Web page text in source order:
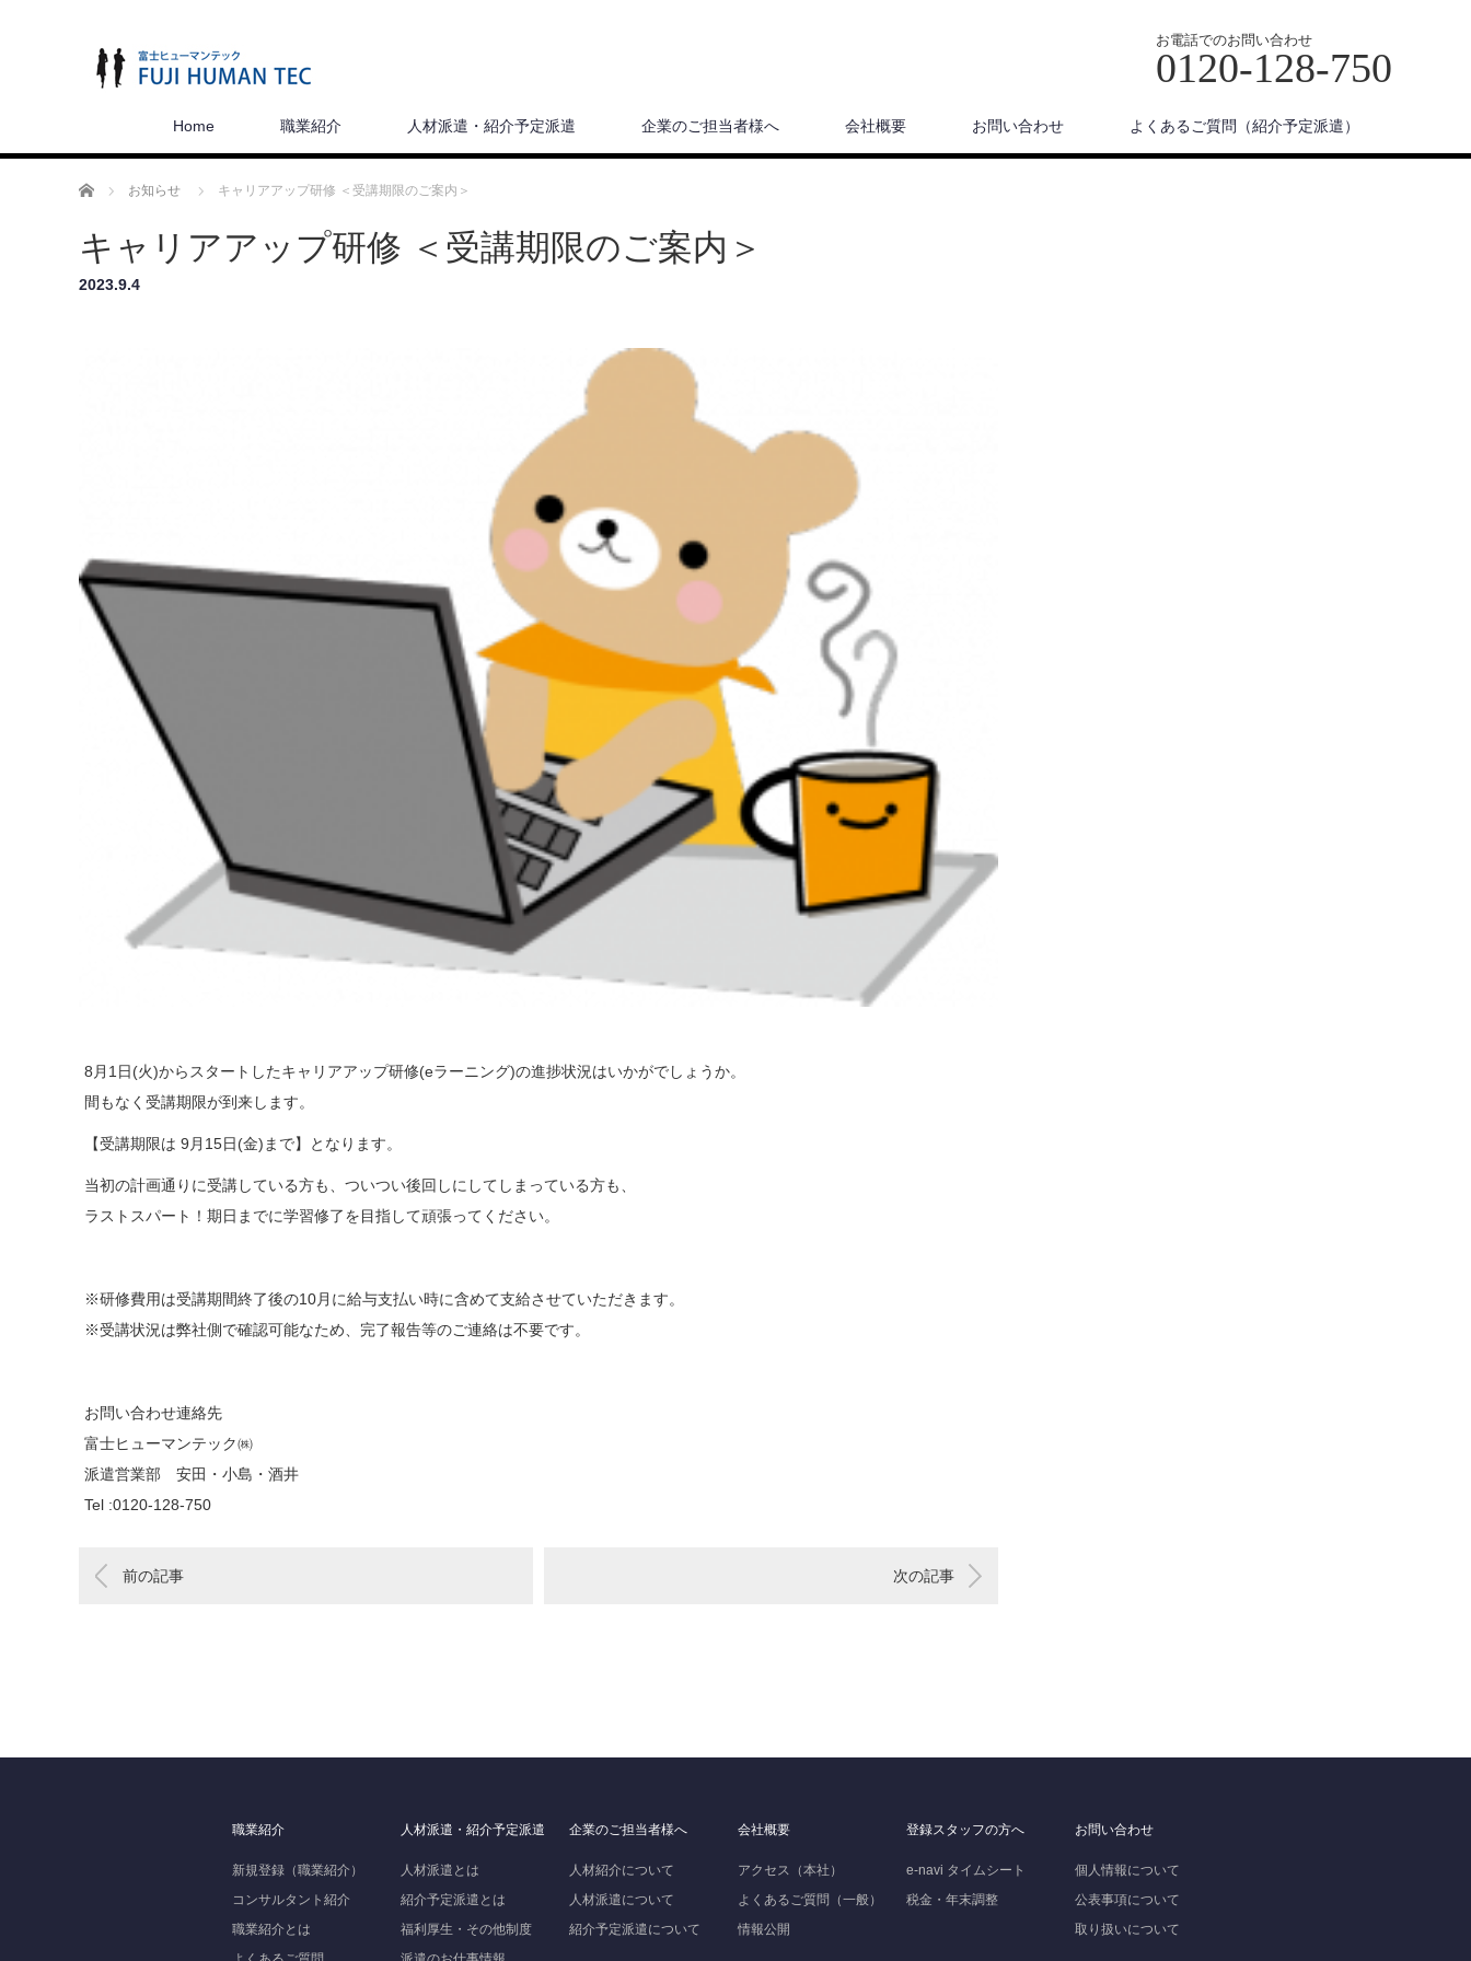
お電話でのお問い合わせ
0120-128-750
Home 職業紹介 人材派遣・紹介予定派遣 企業のご担当者様へ 会社概要 お問い合わせ よくあるご質問（紹介予定派遣）
ホーム お知らせ キャリアアップ研修 ＜受講期限のご案内＞
キャリアアップ研修 ＜受講期限のご案内＞
2023.9.4
8月1日(火)からスタートしたキャリアアップ研修(eラーニング)の進捗状況はいかがでしょうか。
間もなく受講期限が到来します。
【受講期限は 9月15日(金)まで】となります。
当初の計画通りに受講している方も、ついつい後回しにしてしまっている方も、
ラストスパート！期日までに学習修了を目指して頑張ってください。
※研修費用は受講期間終了後の10月に給与支払い時に含めて支給させていただきます。
※受講状況は弊社側で確認可能なため、完了報告等のご連絡は不要です。
お問い合わせ連絡先
富士ヒューマンテック㈱
派遣営業部 安田・小島・酒井
Tel :0120-128-750
前の記事 次の記事
職業紹介
新規登録（職業紹介）
コンサルタント紹介
職業紹介とは
人材派遣・紹介予定派遣
人材派遣とは
紹介予定派遣とは
福利厚生・その他制度
企業のご担当者様へ
人材紹介について
人材派遣について
紹介予定派遣について
会社概要
アクセス（本社）
よくあるご質問（一般）
情報公開
登録スタッフの方へ
e-navi タイムシート
税金・年末調整
お問い合わせ
個人情報について
公表事項について
取り扱いについて